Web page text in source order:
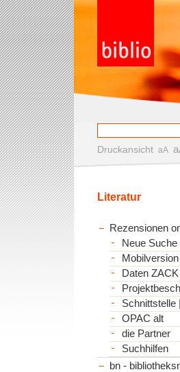
Druckansicht aA
Literatur
Rezensionen
Neue Suche
Mobilversion
Daten
Schnittstelle
OPAC alt
die Partner
Suchhilfen
bn -